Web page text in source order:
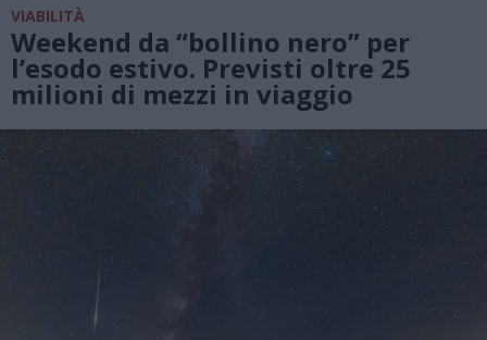
VIABILITÀ
Weekend da “bollino nero” per
l’esodo estivo. Previsti oltre 25
milioni di mezzi in viaggio